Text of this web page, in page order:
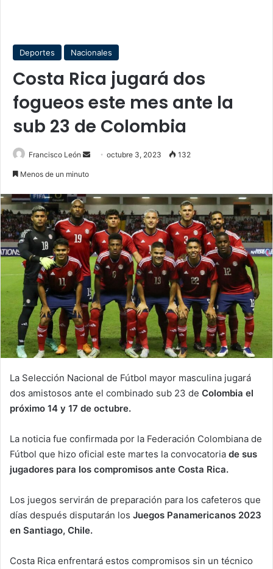
Deportes Nacionales
Costa Rica jugará dos
fogueos este mes ante la
sub 23 de Colombia
Francisco León
Sendoctubre 3, 2023 132
Menos de un minuto
La Selección Nacional de Fútbol mayor masculina jugará
dos amistosos ante el combinado sub 23 de Colombia el
próximo 14 y 17 de octubre.
La noticia fue confirmada por la Federación Colombiana de
Fútbol que hizo oficial este martes la convocatoria de sus
jugadores para los compromisos ante Costa Rica.
Los juegos servirán de preparación para los cafeteros que
días después disputarán los Juegos Panamericanos 2023
en Santiago, Chile.
Costa Rica enfrentará estos compromisos sin un técnico